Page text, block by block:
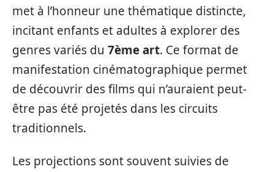
met à l’honneur une thématique distincte,
incitant enfants et adultes à explorer des
genres variés du 7ème art. Ce format de
manifestation cinématographique permet
de découvrir des films qui n’auraient peut-
être pas été projetés dans les circuits
traditionnels.
Les projections sont souvent suivies de